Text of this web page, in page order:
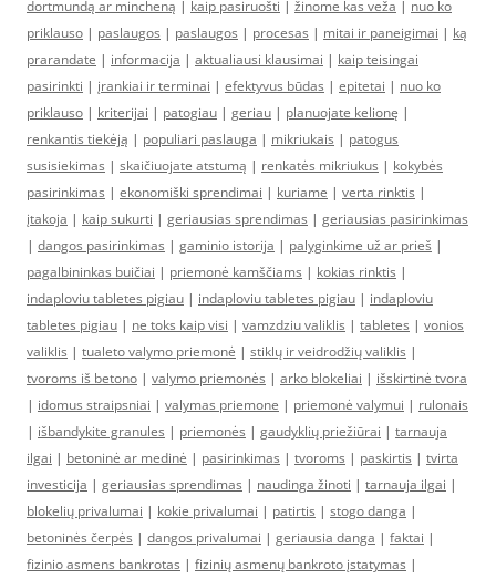
dortmundą ar mincheną | kaip pasiruošti | žinome kas veža | nuo ko
priklauso | paslaugos | paslaugos | procesas | mitai ir paneigimai | ką
prarandate | informacija | aktualiausi klausimai | kaip teisingai
pasirinkti | įrankiai ir terminai | efektyvus būdas | epitetai | nuo ko
priklauso | kriterijai | patogiau | geriau | planuojate kelionę |
renkantis tiekėją | populiari paslauga | mikriukais | patogus
susisiekimas | skaičiuojate atstumą | renkatės mikriukus | kokybės
pasirinkimas | ekonomiški sprendimai | kuriame | verta rinktis |
įtakoja | kaip sukurti | geriausias sprendimas | geriausias pasirinkimas
| dangos pasirinkimas | gaminio istorija | palyginkime už ar prieš |
pagalbininkas buičiai | priemonė kamščiams | kokias rinktis |
indaploviu tabletes pigiau | indaploviu tabletes pigiau | indaploviu
tabletes pigiau | ne toks kaip visi | vamzdziu valiklis | tabletes | vonios
valiklis | tualeto valymo priemonė | stiklų ir veidrodžių valiklis |
tvoroms iš betono | valymo priemonės | arko blokeliai | išskirtinė tvora
| idomus straipsniai | valymas priemone | priemonė valymui | rulonais
| išbandykite granules | priemonės | gaudyklių priežiūrai | tarnauja
ilgai | betoninė ar medinė | pasirinkimas | tvoroms | paskirtis | tvirta
investicija | geriausias sprendimas | naudinga žinoti | tarnauja ilgai |
blokelių privalumai | kokie privalumai | patirtis | stogo danga |
betoninės čerpės | dangos privalumai | geriausia danga | faktai |
fizinio asmens bankrotas | fizinių asmenų bankroto įstatymas |